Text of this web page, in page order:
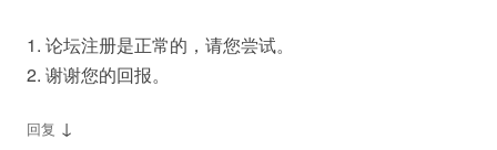
1. 论坛注册是正常的，请您尝试。
2. 谢谢您的回报。
回复 ↓